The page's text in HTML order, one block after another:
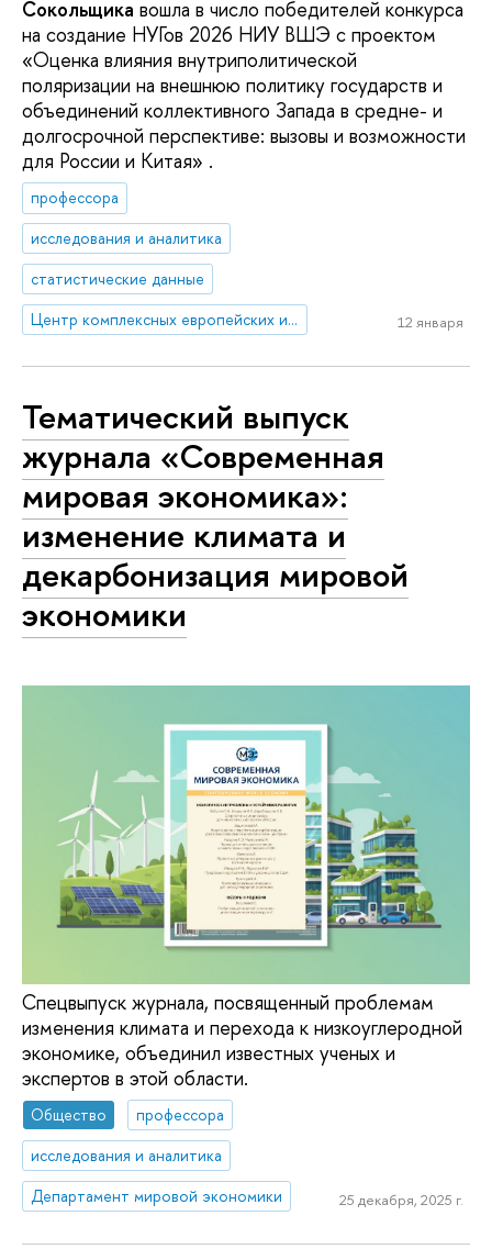
Сокольщика вошла в число победителей конкурса
на создание НУГов 2026 НИУ ВШЭ с проектом
«Оценка влияния внутриполитической
поляризации на внешнюю политику государств и
объединений коллективного Запада в средне- и
долгосрочной перспективе: вызовы и возможности
для России и Китая» .
профессора
исследования и аналитика
статистические данные
Центр комплексных европейских и международных исследований (ЦКЕМИ)
12 января
Тематический выпуск
журнала «Современная
мировая экономика»:
изменение климата и
декарбонизация мировой
экономики
Спецвыпуск журнала, посвященный проблемам
изменения климата и перехода к низкоуглеродной
экономике, объединил известных ученых и
экспертов в этой области.
Общество
профессора
исследования и аналитика
Департамент мировой экономики
25 декабря, 2025 г.